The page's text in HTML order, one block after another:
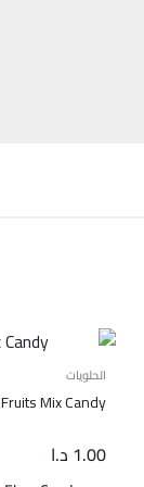
الحلويات
Fruits Mix Candy
1.00 د.ا